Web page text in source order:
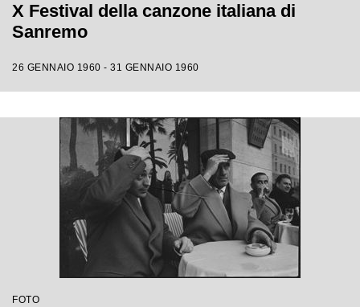
X Festival della canzone italiana di
Sanremo
26 GENNAIO 1960 - 31 GENNAIO 1960
FOTO